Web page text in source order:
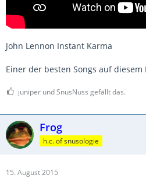
John Lennon Instant Karma
Einer der besten Songs auf diesem
juniper und SnusNuss gefällt das.
Frog
h.c. of snusologie
15. August 2015